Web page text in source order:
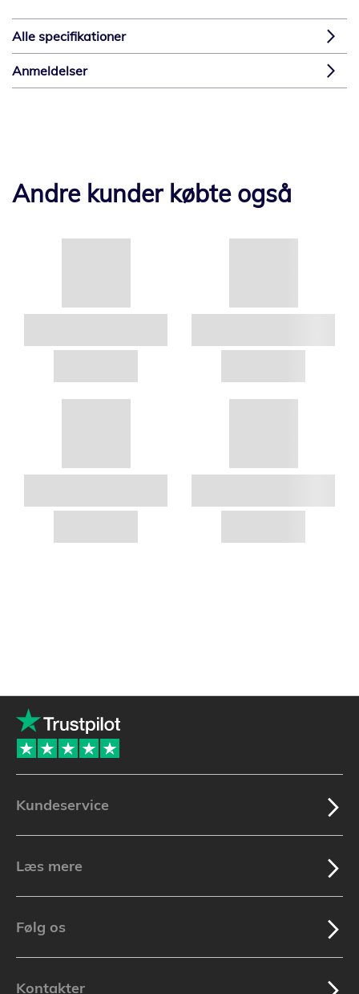
Alle specifikationer
Anmeldelser
Andre kunder købte også
Kundeservice
Læs mere
Følg os
Kontakter